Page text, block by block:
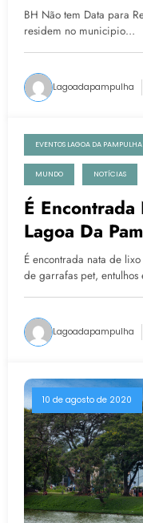
BH Não tem Data para
residem no municipio…
Lagoadapampulha
11 de agosto de 2020
EVENTOS LAGOA DA
MUNDO NOTÍCIAS
É
Lagoa Da
É encontrada nata de
de garrafas pet,
Lagoadapampulha
10 de agosto de 2020